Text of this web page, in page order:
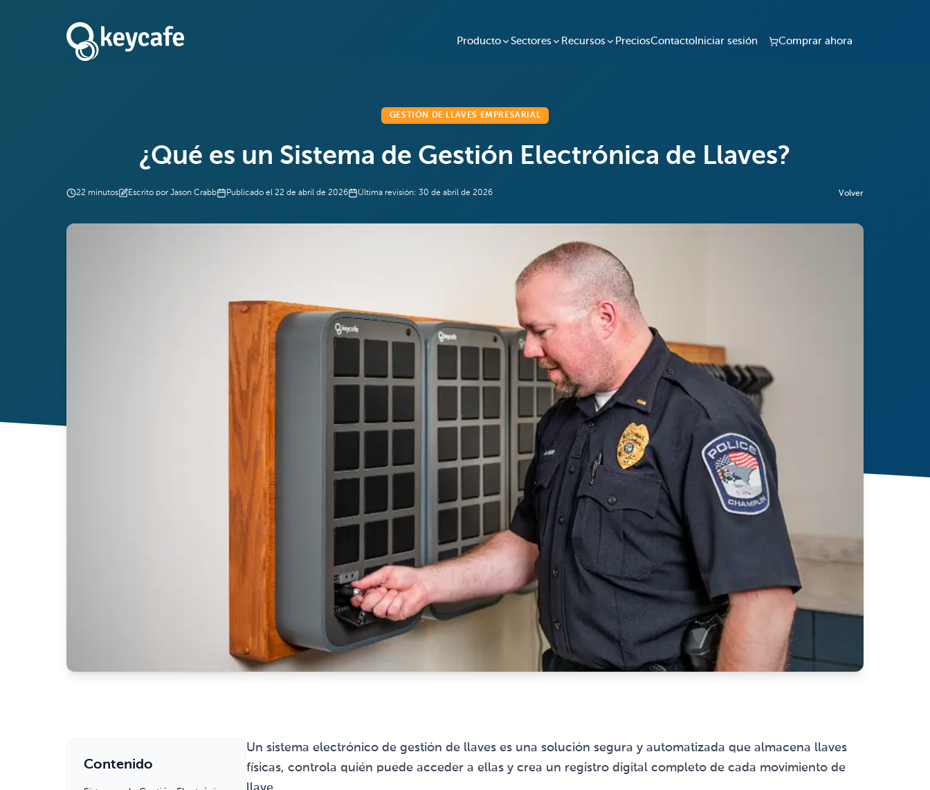
Producto Sectores Recursos PreciosContacto Iniciar sesión Comprar ahora
GESTIÓN DE LLAVES EMPRESARIAL
¿Qué es un Sistema de Gestión Electrónica de Llaves?
22 minutos Escrito por Jason Crabb Publicado el 22 de abril de 2026 Última revisión: 30 de abril de 2026 Volver
Contenido
Un sistema electrónico de gestión de llaves es una solución segura y automatizada que almacena llaves
físicas, controla quién puede acceder a ellas y crea un registro digital completo de cada movimiento de